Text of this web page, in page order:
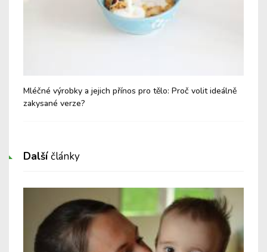
Mléčné výrobky a jejich přínos pro tělo: Proč volit ideálně
zakysané verze?
Dalšíčlánky